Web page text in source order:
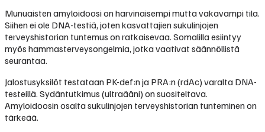
Munuaisten amyloidoosi on harvinaisempi mutta vakavampi tila.
Siihen ei ole DNA-testiä, joten kasvattajien sukulinjojen
terveyshistorian tuntemus on ratkaisevaa. Somalilla esiintyy
myös hammasterveysongelmia, jotka vaativat säännöllistä
seurantaa.
Jalostusyksilöt testataan PK-def:n ja PRA:n (rdAc) varalta DNA-
testeillä. Sydäntutkimus (ultraääni) on suositeltava.
Amyloidoosin osalta sukulinjojen terveyshistorian tunteminen on
tärkeää.